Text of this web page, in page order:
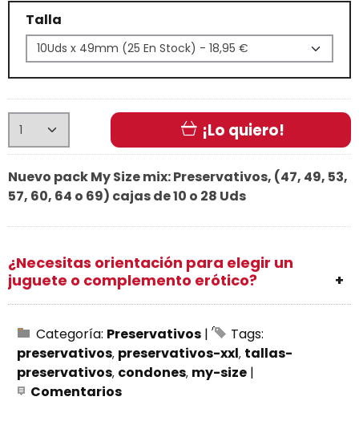
Talla
¡Lo quiero!
Nuevo pack My Size mix:Preservativos, (47, 49, 53,
57, 60, 64 o 69) cajas de 10 o 28 Uds
¿Necesitas orientación para elegir un
juguete o complemento erótico?
Categoría: Preservativos |
Tags:
preservativos preservativos-xxl tallas-
preservativos condones my-size |
Comentarios